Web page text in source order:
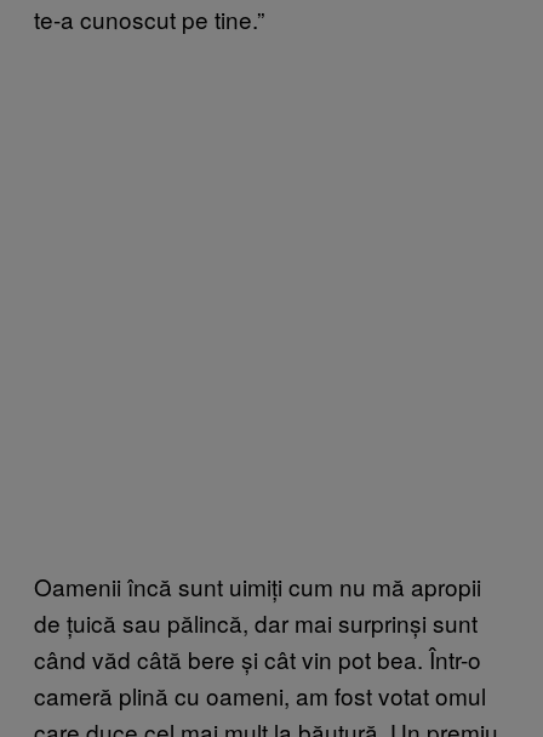
te-a cunoscut pe tine.”
Oamenii încă sunt uimiți cum nu mă apropii
de țuică sau pălincă, dar mai surprinși sunt
când văd câtă bere și cât vin pot bea. Într-o
cameră plină cu oameni, am fost votat omul